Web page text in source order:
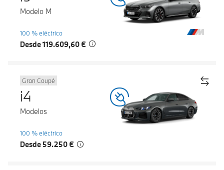
Modelo M
100 % eléctrico
Desde 119.609,60 €
Gran Coupé
i4
Modelos
100 % eléctrico
Desde 59.250 €